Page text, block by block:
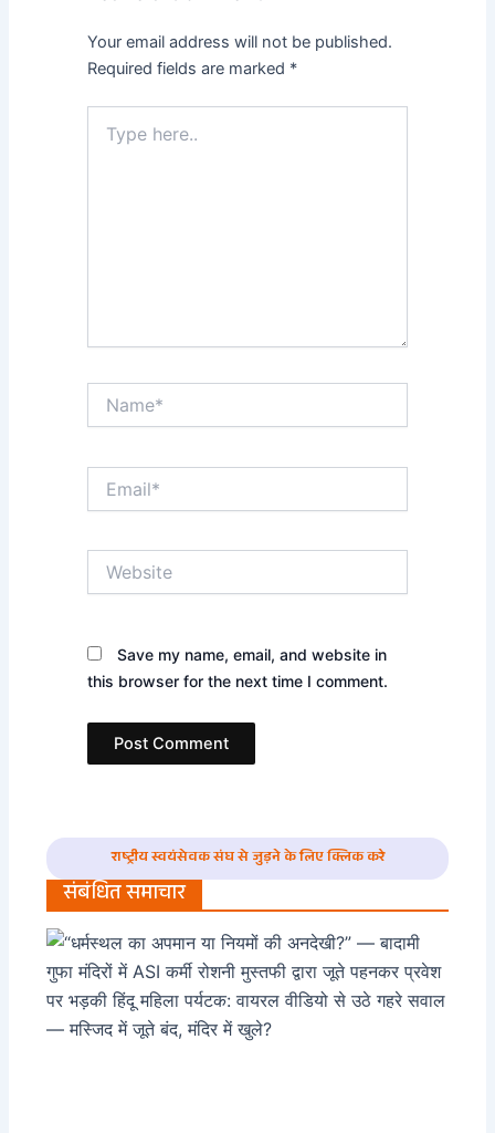
Your email address will not be published.
Required fields are marked *
here..
Save my name, email, and website in
this browser for the next time I comment.
राष्ट्रीय स्वयंसेवक संघ से जुड़ने के लिए क्लिक करे
संबंधित समाचार